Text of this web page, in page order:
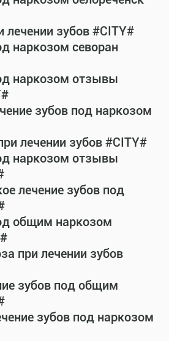
лечении зубов #CITY#
наркозом севоран
наркозом отзывы
зубов под наркозом
лечении зубов #CITY#
наркозом отзывы
лечение зубов под
общим наркозом
при лечении зубов
зубов под общим
зубов под наркозом